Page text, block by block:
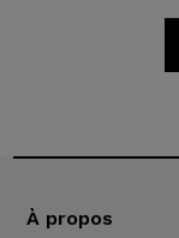
À propos